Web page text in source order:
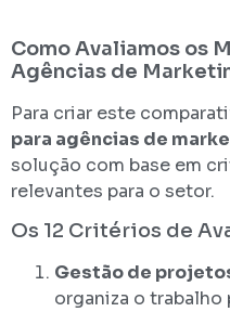
Como Avaliamos os
Agências de
Para criar este
para agências de
solução com base em
relevantes para o setor.
Os 12 Critérios de
Gestão de
organiza o